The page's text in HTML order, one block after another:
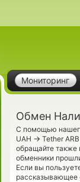
Мониторинг
Обмен
С помощью
UAH → Tether
обращайте
обменники
Если вы
рассказывающее